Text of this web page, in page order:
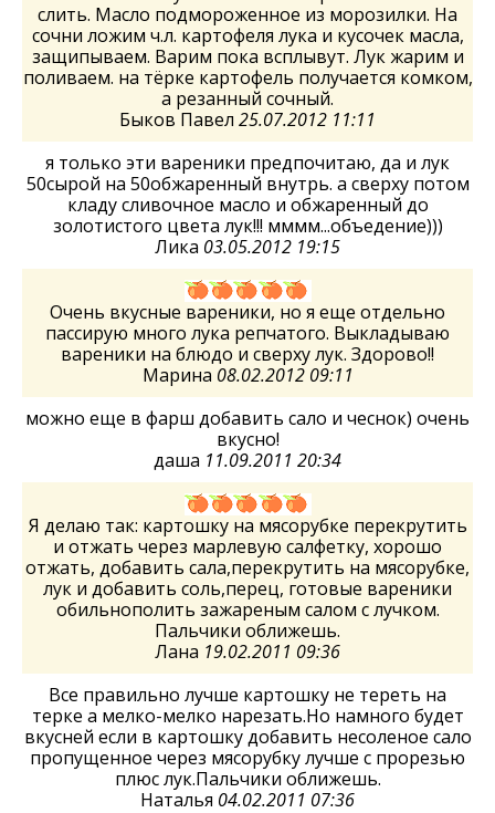
слить. Масло подмороженное из морозилки. На
сочни ложим ч.л. картофеля лука и кусочек масла,
защипываем. Варим пока всплывут. Лук жарим и
поливаем. на тёрке картофель получается комком,
а резанный сочный.
Быков Павел 25.07.2012 11:11
я только эти вареники предпочитаю, да и лук
50сырой на 50обжаренный внутрь. а сверху потом
кладу сливочное масло и обжаренный до
золотистого цвета лук!!! мммм...объедение)))
Лика 03.05.2012 19:15
Очень вкусные вареники, но я еще отдельно
пассирую много лука репчатого. Выкладываю
вареники на блюдо и сверху лук. Здорово!!
Марина 08.02.2012 09:11
можно еще в фарш добавить сало и чеснок) очень
вкусно!
даша 11.09.2011 20:34
Я делаю так: картошку на мясорубке перекрутить
и отжать через марлевую салфетку, хорошо
отжать, добавить сала,перекрутить на мясорубке,
лук и добавить соль,перец, готовые вареники
обильнополить зажареным салом с лучком.
Пальчики оближешь.
Лана 19.02.2011 09:36
Все правильно лучше картошку не тереть на
терке а мелко-мелко нарезать.Но намного будет
вкусней если в картошку добавить несоленое сало
пропущенное через мясорубку лучше с прорезью
плюс лук.Пальчики оближешь.
Наталья 04.02.2011 07:36